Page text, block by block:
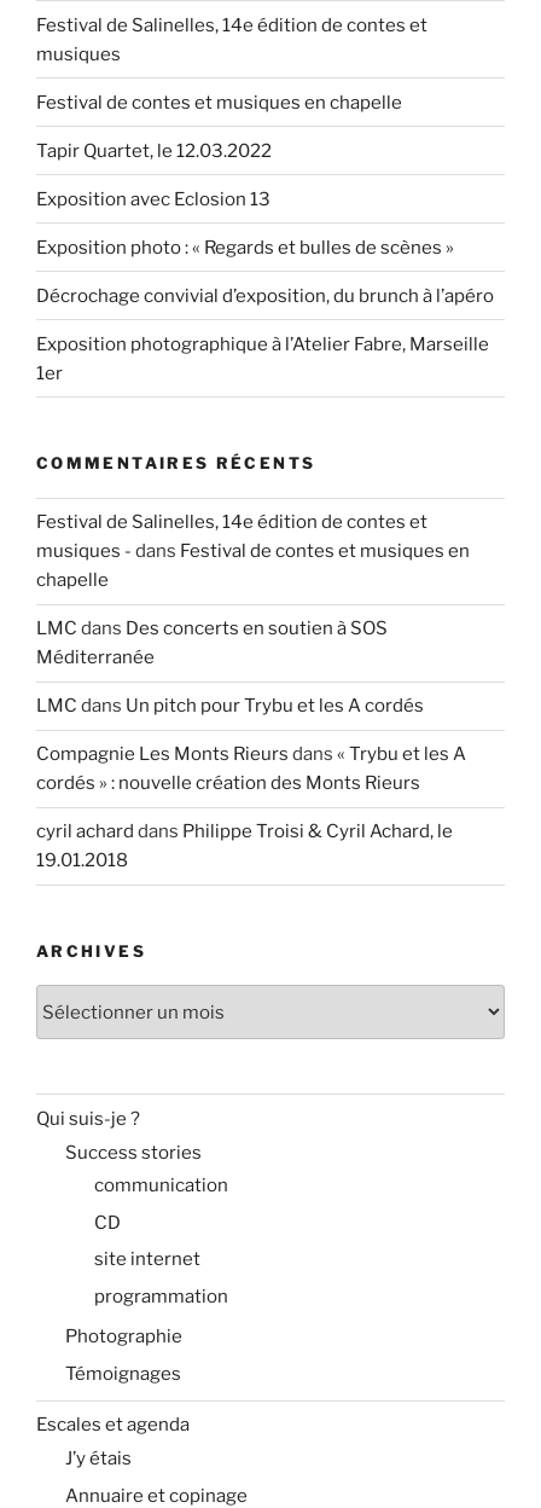
Festival de Salinelles, 14e édition de contes et
musiques
Festival de contes et musiques en chapelle
Tapir Quartet, le 12.03.2022
Exposition avec Eclosion 13
Exposition photo : « Regards et bulles de scènes »
Décrochage convivial d’exposition, du brunch à l’apéro
Exposition photographique à l’Atelier Fabre, Marseille
1er
COMMENTAIRES RÉCENTS
Festival de Salinelles, 14e édition de contes et
musiques - dans Festival de contes et musiques en
chapelle
LMC dans Des concerts en soutien à SOS
Méditerranée
LMC dans Un pitch pour Trybu et les A cordés
Compagnie Les Monts Rieurs dans « Trybu et les A
cordés » : nouvelle création des Monts Rieurs
cyril achard dans Philippe Troisi & Cyril Achard, le
19.01.2018
ARCHIVES
Qui suis-je ?
Success stories
communication
CD
site internet
programmation
Photographie
Témoignages
Escales et agenda
J’y étais
Annuaire et copinage